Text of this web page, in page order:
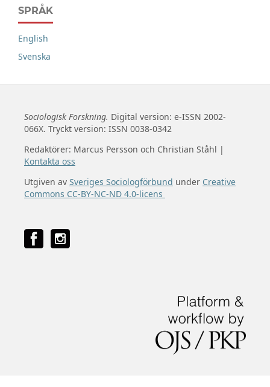
SPRÅK
English
Svenska
Sociologisk Forskning. Digital version: e-ISSN 2002-
066X. Tryckt version: ISSN 0038-0342
Redaktörer: Marcus Persson och Christian Ståhl |
Kontakta oss
Utgiven av Sveriges Sociologförbund under Creative
Commons CC-BY-NC-ND 4.0-licens